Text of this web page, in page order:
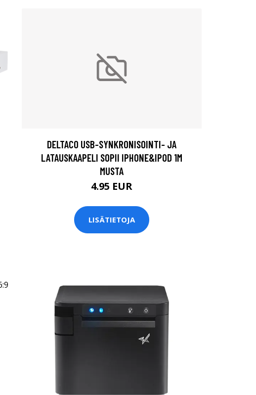
DELTACO USB-SYNKRONISOINTI- JA
LATAUSKAAPELI SOPII IPHONE&IPOD 1M
MUSTA
4.95 EUR
LISÄTIETOJA